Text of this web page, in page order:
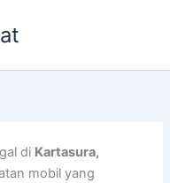
di Kartasura,
mobil yang